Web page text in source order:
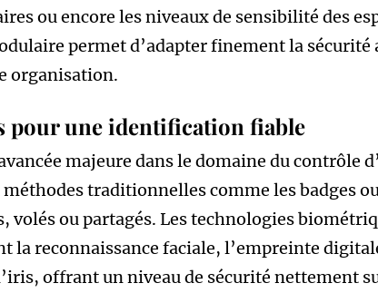
ou encore les niveaux de sensibilité des
permet d’adapter finement la sécurité
organisation.
pour une identification fiable
majeure dans le domaine du contrôle
traditionnelles comme les badges
volés ou partagés. Les technologies
la reconnaissance faciale, l’empreinte
offrant un niveau de sécurité nettement